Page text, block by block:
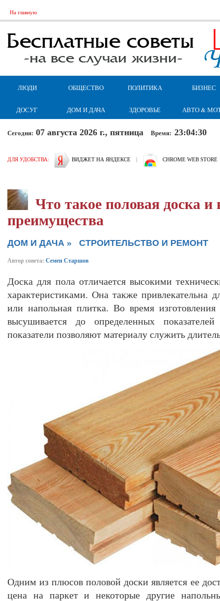
На главную
ЛЮДИ ОБЩЕСТВО ПОЛИТИКА БИЗНЕС
ДОСУГ ДОМ И ДАЧА ЗДОРОВЬЕ АВТО &
Сегодня: 07 августа 2026 г., пятница Время: 23:04:31
ДЛЯ УДОБСТВА: ВИДЖЕТ НА ЯНДЕКСЕ | CHROME WEB STORE
Что такое половая доска и
преимущества
ДОМ И ДАЧА » СТРОИТЕЛЬСТВО И РЕМОНТ
Автор совета: Семен Старшов
Доска для пола отличается высокими
характеристиками. Она также привлекательна
или напольная плитка. Во время изготовления
высушивается до определенных
показатели позволяют материалу служить
Одним из плюсов половой доски является ее
цена на паркет и некоторые другие